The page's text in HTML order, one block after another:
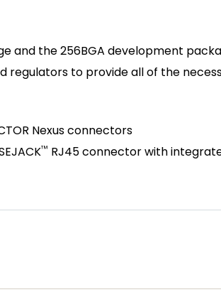
and the 256BGA development
regulators to provide all of the
Nexus connectors
™ RJ45 connector with